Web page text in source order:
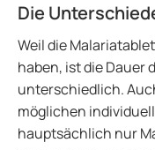
Die
Weil die
haben, ist die Dauer
unterschiedlich.
möglichen
hauptsächlich nur